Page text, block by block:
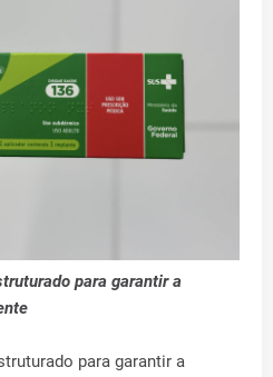
para garantir a
para garantir a